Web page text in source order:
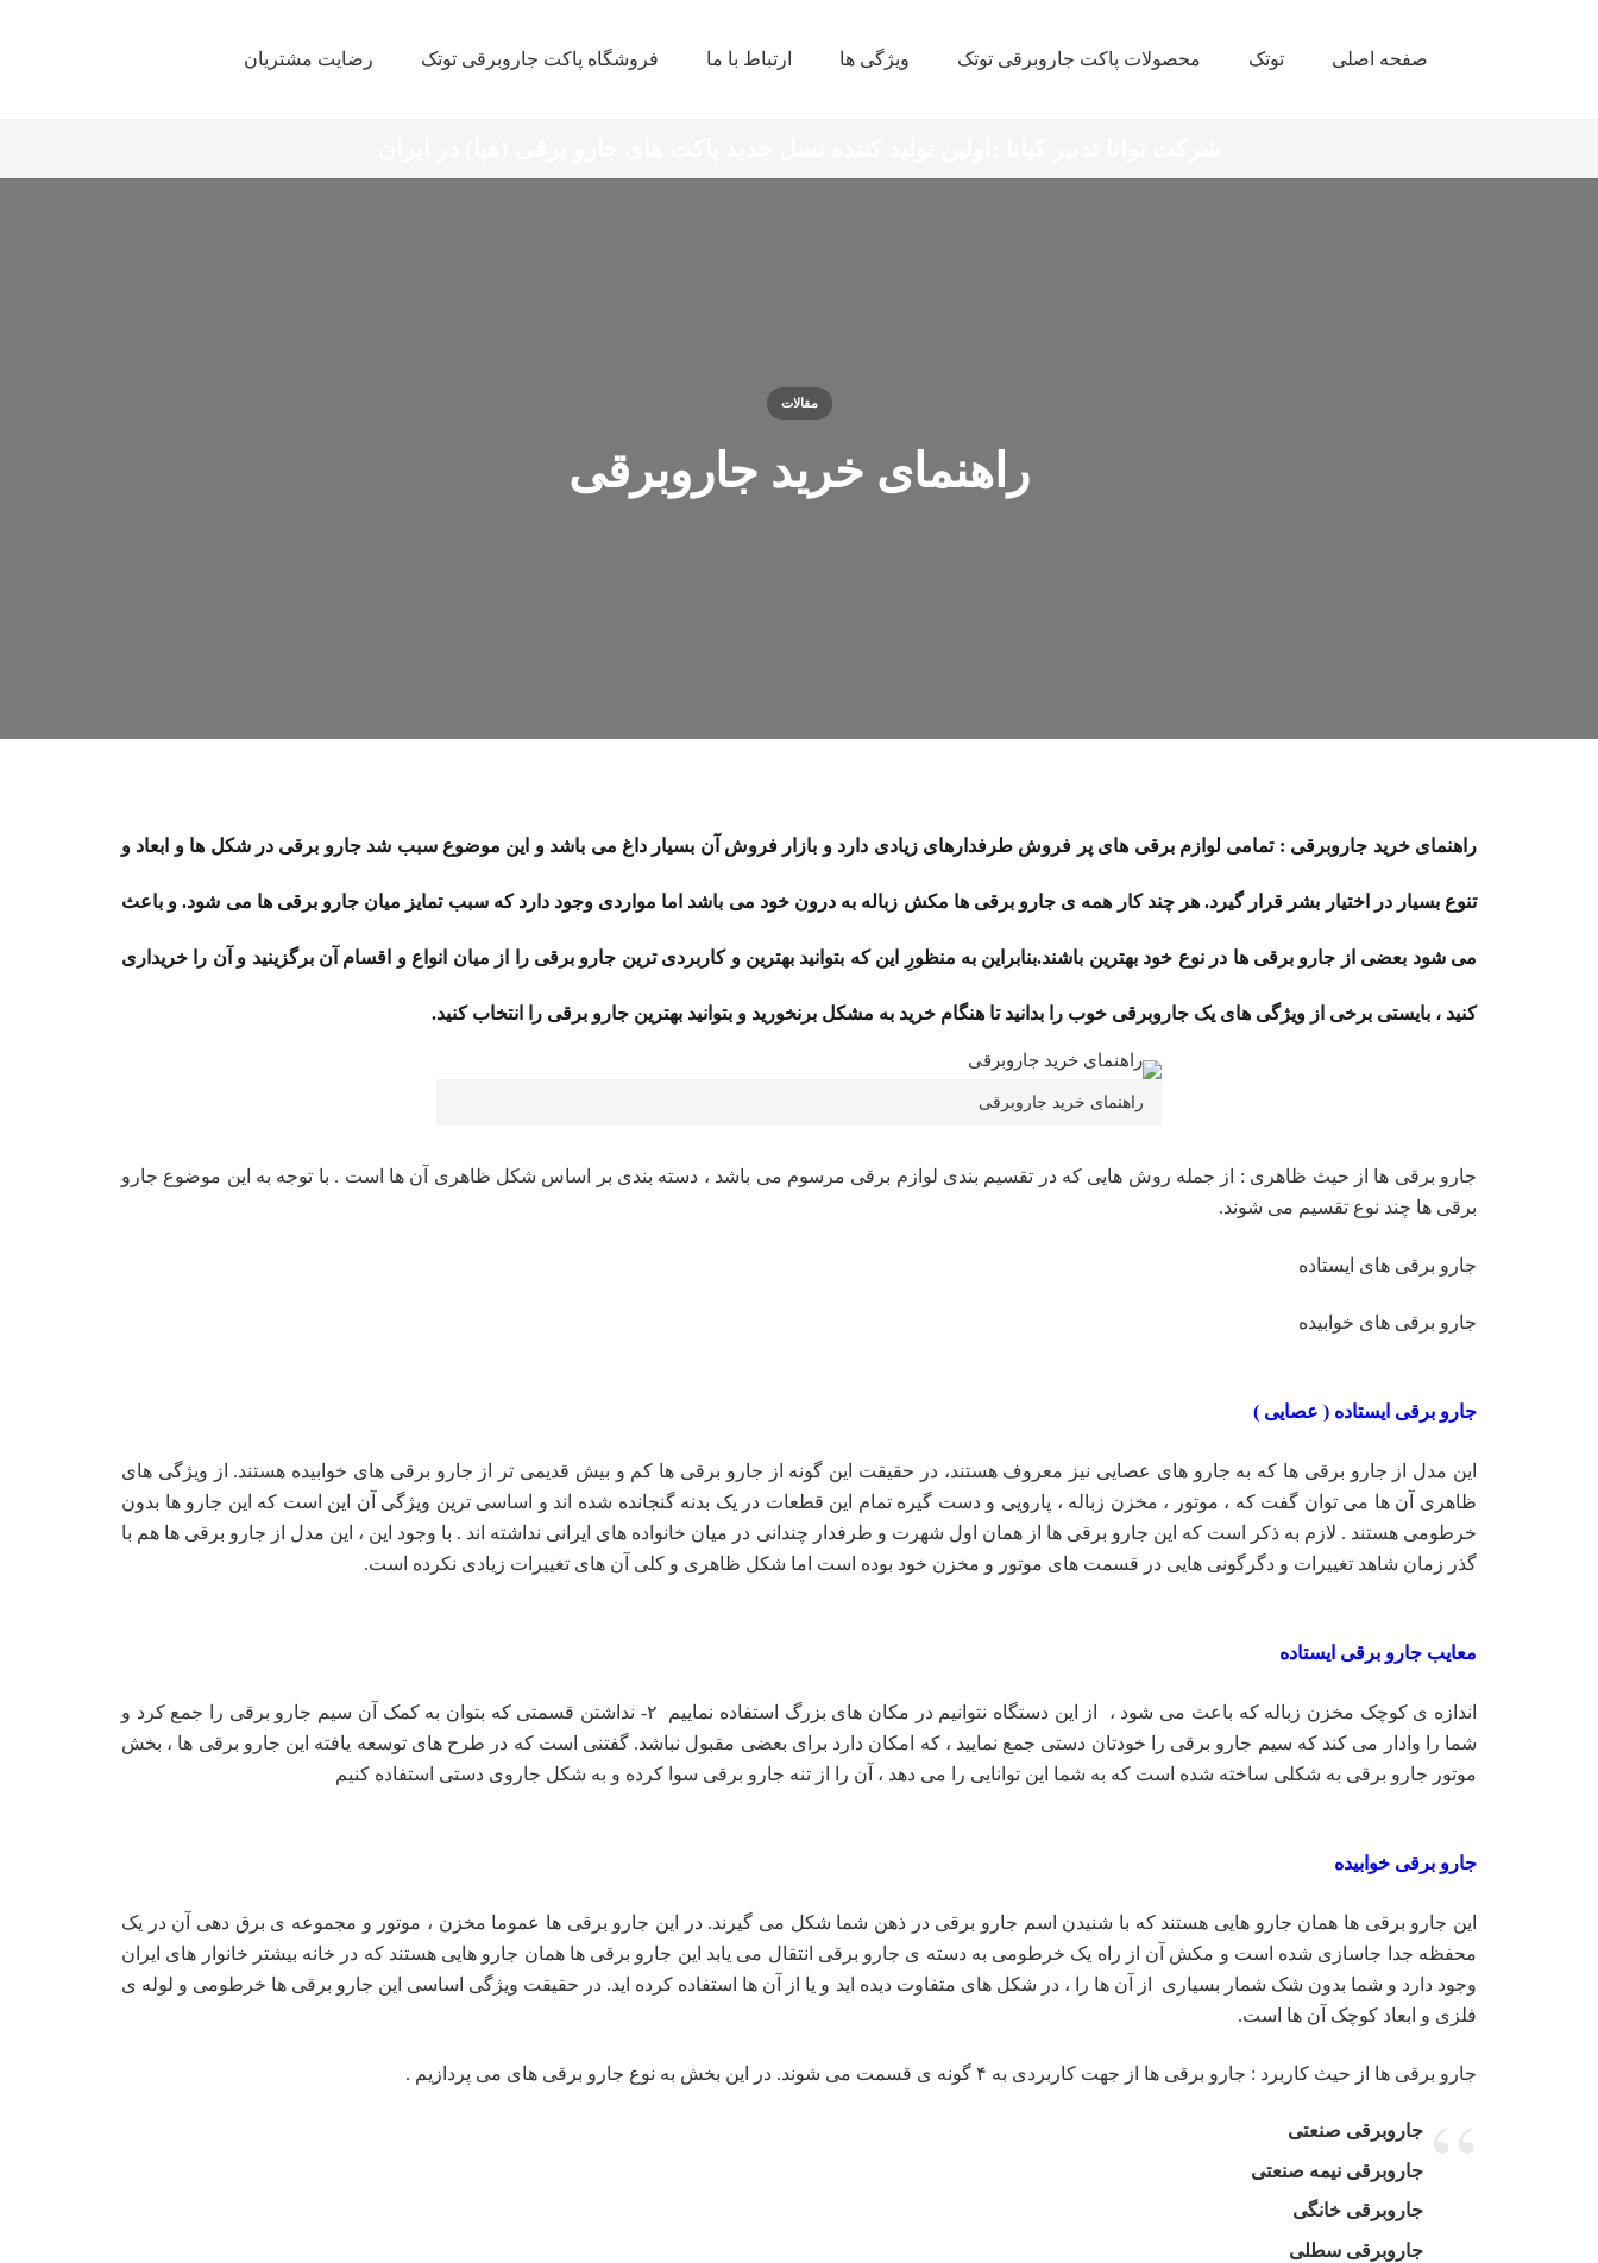
صفحه اصلی توتک محصولات پاکت جاروبرقی توتک ویژگی ها ارتباط با ما فروشگاه پاکت جاروبرقی توتک رضایت مشتریان
راهنمای خرید جاروبرقی
مقالات
راهنمای خرید جاروبرقی : تمامی لوازم برقی های پر فروش طرفدارهای زیادی دارد و بازار فروش آن بسیار داغ می باشد و این موضوع سبب شد جارو برقی در شکل ها و ابعاد و
تنوع بسیار در اختیار بشر قرار گیرد. هر چند کار همه ی جارو برقی ها مکش زباله به درون خود می باشد اما مواردی وجود دارد که سبب تمایز میان جارو برقی ها می شود. و باعث
می شود بعضی از جارو برقی ها در نوع خود بهترین باشند.بنابراین به منظورِ این که بتوانید بهترین و کاربردی ترین جارو برقی را از میان انواع و اقسام آن برگزینید و آن را خریداری
کنید ، بایستی برخی از ویژگی های یک جاروبرقی خوب را بدانید تا هنگام خرید به مشکل برنخورید و بتوانید بهترین جارو برقی را انتخاب کنید.
راهنمای خرید جاروبرقی
جارو برقی ها از حیث ظاهری : از جمله روش هایی که در تقسیم بندی لوازم برقی مرسوم می باشد ، دسته بندی بر اساس شکل ظاهری آن ها است . با توجه به این موضوع جارو
برقی ها چند نوع تقسیم می شوند.
جارو برقی های ایستاده
جارو برقی های خوابیده
جارو برقی ایستاده ( عصایی )
این مدل از جارو برقی ها که به جارو های عصایی نیز معروف هستند، در حقیقت این گونه از جارو برقی ها کم و بیش قدیمی تر از جارو برقی های خوابیده هستند. از ویژگی های
ظاهری آن ها می توان گفت که ، موتور ، مخزن زباله ، پارویی و دست گیره تمام این قطعات در یک بدنه گنجانده شده اند و اساسی ترین ویژگی آن این است که این جارو ها بدون
خرطومی هستند . لازم به ذکر است که این جارو برقی ها از همان اول شهرت و طرفدار چندانی در میان خانواده های ایرانی نداشته اند . با وجود این ، این مدل از جارو برقی ها هم با
گذر زمان شاهد تغییرات و دگرگونی هایی در قسمت های موتور و مخزن خود بوده است اما شکل ظاهری و کلی آن های تغییرات زیادی نکرده است.
معایب جارو برقی ایستاده
اندازه ی کوچک مخزن زباله که باعث می شود ، از این دستگاه نتوانیم در مکان های بزرگ استفاده نماییم ۲- نداشتن قسمتی که بتوان به کمک آن سیم جارو برقی را جمع کرد و
شما را وادار می کند که سیم جارو برقی را خودتان دستی جمع نمایید ، که امکان دارد برای بعضی مقبول نباشد. گفتنی است که در طرح های توسعه یافته این جارو برقی ها ، بخش
موتور جارو برقی به شکلی ساخته شده است که به شما این توانایی را می دهد ، آن را از تنه جارو برقی سوا کرده و به شکل جاروی دستی استفاده کنیم
جارو برقی خوابیده
این جارو برقی ها همان جارو هایی هستند که با شنیدن اسم جارو برقی در ذهن شما شکل می گیرند. در این جارو برقی ها عموما مخزن ، موتور و مجموعه ی برق دهی آن در یک
محفظه جدا جاسازی شده است و مکش آن از راه یک خرطومی به دسته ی جارو برقی انتقال می یابد این جارو برقی ها همان جارو هایی هستند که در خانه بیشتر خانوار های ایران
وجود دارد و شما بدون شک شمار بسیاری از آن ها را ، در شکل های متفاوت دیده اید و یا از آن ها استفاده کرده اید. در حقیقت ویژگی اساسی این جارو برقی ها خرطومی و لوله ی
فلزی و ابعاد کوچک آن ها است.
جارو برقی ها از حیث کاربرد : جارو برقی ها از جهت کاربردی به ۴ گونه ی قسمت می شوند. در این بخش به نوع جارو برقی های می پردازیم .
جاروبرقی صنعتی
جاروبرقی نیمه صنعتی
جاروبرقی خانگی
جاروبرقی سطلی